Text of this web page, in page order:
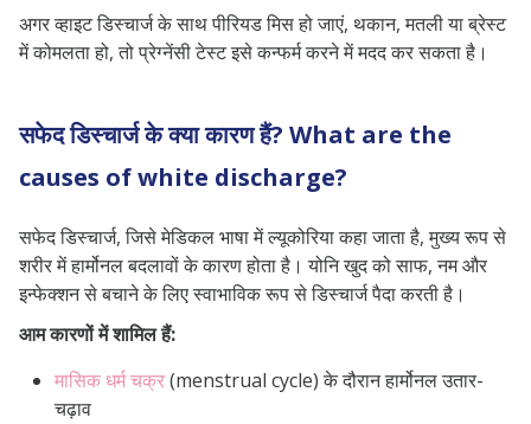
अगर व्हाइट डिस्चार्ज के साथ पीरियड मिस हो जाएं, थकान, मतली या ब्रेस्ट
में कोमलता हो, तो प्रेग्नेंसी टेस्ट इसे कन्फर्म करने में मदद कर सकता है।
सफेद डिस्चार्ज के क्या कारण हैं? What are the
causes of white discharge?
सफेद डिस्चार्ज, जिसे मेडिकल भाषा में ल्यूकोरिया कहा जाता है, मुख्य रूप से
शरीर में हार्मोनल बदलावों के कारण होता है। योनि खुद को साफ, नम और
इन्फेक्शन से बचाने के लिए स्वाभाविक रूप से डिस्चार्ज पैदा करती है।
आम कारणों में शामिल हैं:
मासिक धर्म चक्र(menstrual cycle) के दौरान हार्मोनल उतार-
चढ़ाव